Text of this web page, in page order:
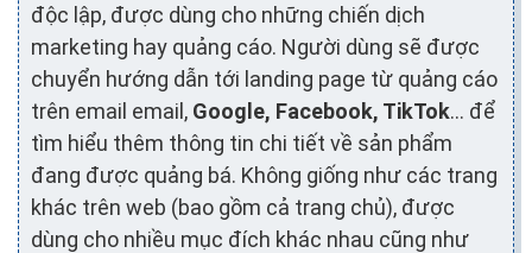
độc lập, được dùng cho những chiến dịch
marketing hay quảng cáo. Người dùng sẽ được
chuyển hướng dẫn tới landing page từ quảng cáo
trên email email, Google, Facebook, TikTok… để
tìm hiểu thêm thông tin chi tiết về sản phẩm
đang được quảng bá. Không giống như các trang
khác trên web (bao gồm cả trang chủ), được
dùng cho nhiều mục đích khác nhau cũng như